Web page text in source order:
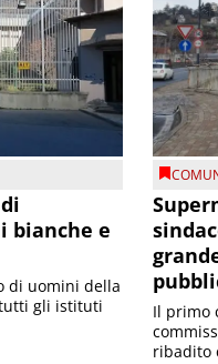
bianche e
di uomini della
gli istituti
Il primo
ribadito